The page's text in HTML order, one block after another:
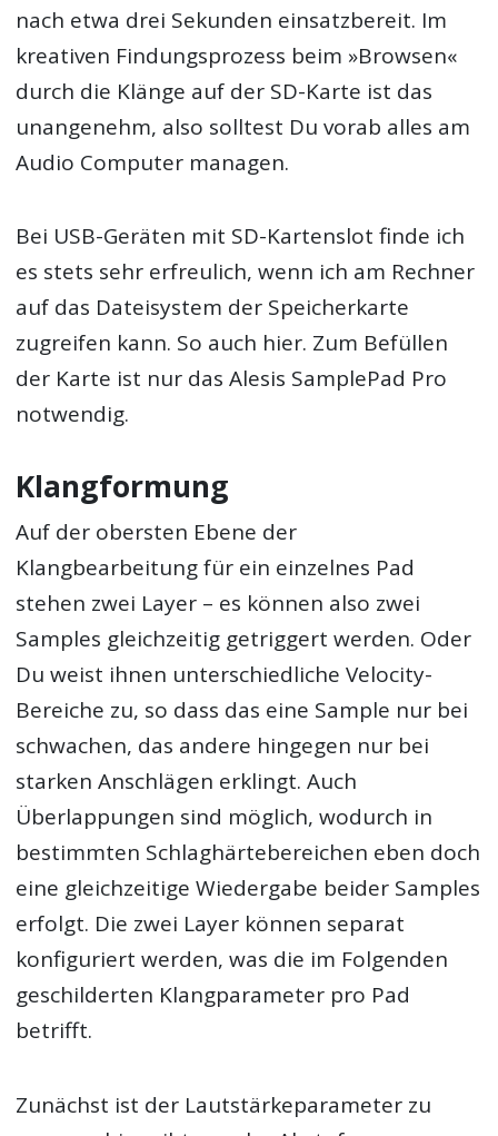
nach etwa drei Sekunden einsatzbereit. Im
kreativen Findungsprozess beim »Browsen«
durch die Klänge auf der SD-Karte ist das
unangenehm, also solltest Du vorab alles am
Audio Computer managen.
Bei USB-Geräten mit SD-Kartenslot finde ich
es stets sehr erfreulich, wenn ich am Rechner
auf das Dateisystem der Speicherkarte
zugreifen kann. So auch hier. Zum Befüllen
der Karte ist nur das Alesis SamplePad Pro
notwendig.
Klangformung
Auf der obersten Ebene der
Klangbearbeitung für ein einzelnes Pad
stehen zwei Layer – es können also zwei
Samples gleichzeitig getriggert werden. Oder
Du weist ihnen unterschiedliche Velocity-
Bereiche zu, so dass das eine Sample nur bei
schwachen, das andere hingegen nur bei
starken Anschlägen erklingt. Auch
Überlappungen sind möglich, wodurch in
bestimmten Schlaghärtebereichen eben doch
eine gleichzeitige Wiedergabe beider Samples
erfolgt. Die zwei Layer können separat
konfiguriert werden, was die im Folgenden
geschilderten Klangparameter pro Pad
betrifft.
Zunächst ist der Lautstärkeparameter zu